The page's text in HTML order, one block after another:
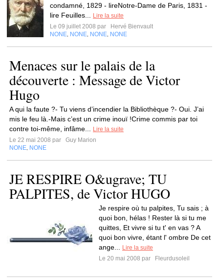
condamné, 1829 - lireNotre-Dame de Paris, 1831 -
lire Feuilles...
Lire la suite
Le 09 juillet 2008 par
Hervé Bienvault
NONE NONE NONE NONE
Menaces sur le palais de la
découverte : Message de Victor
Hugo
A qui la faute ?- Tu viens d’incendier la Bibliothèque ?- Oui. J’ai
mis le feu là.-Mais c’est un crime inouï !Crime commis par toi
contre toi-même, infâme...
Lire la suite
Le 22 mai 2008 par
Guy Marion
NONE NONE
JE RESPIRE O&ugrave; TU
PALPITES, de Victor HUGO
Je respire où tu palpites, Tu sais ; à
quoi bon, hélas ! Rester là si tu me
quittes, Et vivre si tu t' en vas ? A
quoi bon vivre, étant l' ombre De cet
ange...
Lire la suite
Le 20 mai 2008 par
Fleurdusoleil